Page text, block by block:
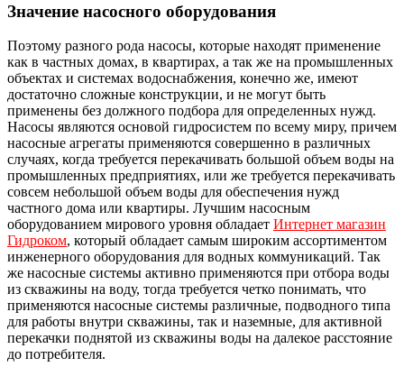
Значение насосного оборудования
Поэтому разного рода насосы, которые находят применение
как в частных домах, в квартирах, а так же на промышленных
объектах и системах водоснабжения, конечно же, имеют
достаточно сложные конструкции, и не могут быть
применены без должного подбора для определенных нужд.
Насосы являются основой гидросистем по всему миру, причем
насосные агрегаты применяются совершенно в различных
случаях, когда требуется перекачивать большой объем воды на
промышленных предприятиях, или же требуется перекачивать
совсем небольшой объем воды для обеспечения нужд
частного дома или квартиры. Лучшим насосным
оборудованием мирового уровня обладает Интернет магазин
Гидроком, который обладает самым широким ассортиментом
инженерного оборудования для водных коммуникаций. Так
же насосные системы активно применяются при отбора воды
из скважины на воду, тогда требуется четко понимать, что
применяются насосные системы различные, подводного типа
для работы внутри скважины, так и наземные, для активной
перекачки поднятой из скважины воды на далекое расстояние
до потребителя.